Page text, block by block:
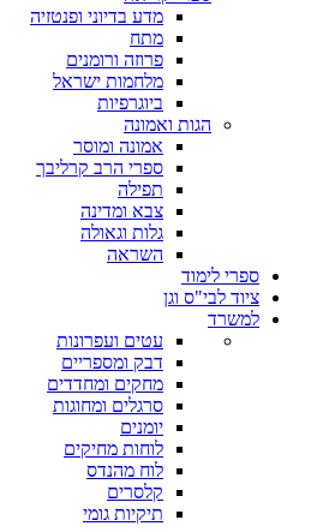
מדע בדיוני ופנטזיה
מתח
פרוזה ורומנים
מלחמות ישראל
ביוגרפיות
הגות ואמונה
אמונה ומוסר
ספרי הרב קרליבך
תפילה
צבא ומדינה
גלות וגאולה
השראה
ספרי לימוד
ציוד לבי"ס וגן
למשרד
עטים ועפרונות
דבק ומספריים
מחקים ומחדדים
סרגלים ומחוגות
יומנים
לוחות מחיקים
לוח מהנדס
קלסרים
תיקיות גומי